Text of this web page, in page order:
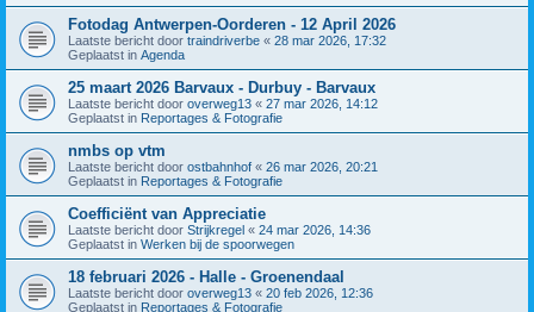
Fotodag Antwerpen-Oorderen - 12 April 2026
Laatste bericht door traindriverbe « 28 mar 2026, 17:32
Geplaatst in Agenda
25 maart 2026 Barvaux - Durbuy - Barvaux
Laatste bericht door overweg13 « 27 mar 2026, 14:12
Geplaatst in Reportages & Fotografie
nmbs op vtm
Laatste bericht door ostbahnhof « 26 mar 2026, 20:21
Geplaatst in Reportages & Fotografie
Coefficiënt van Appreciatie
Laatste bericht door Strijkregel « 24 mar 2026, 14:36
Geplaatst in Werken bij de spoorwegen
18 februari 2026 - Halle - Groenendaal
Laatste bericht door overweg13 « 20 feb 2026, 12:36
Geplaatst in Reportages & Fotografie